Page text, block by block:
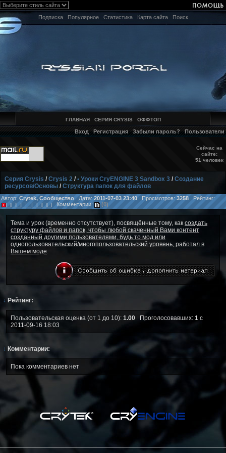
Подписка Популярное Статистика Карта сайта Поиск
ГЛАВНАЯ СЕРИЯ CRYSIS ОФФТОП
Вход Регистрация Забыли пароль? Пользователи
Сейчас на
сайте:
51 человек
Серия Crysis /Crysis 2 /• Уроки CryENGINE 3 Sandbox 3 /Создание
ресурсов/Основы /Структура папок для файлов
Автор: Crytek, Сообщество Дата:2011-07-03 23:40Просмотров: 3258Рейтинг:
Комментарии:
(0)
Тема и урок (временно отсутствует), посвящённые тому, как создать
структуру файлов и папок, чтобы любой скаченный Вами контент
созданный другими пользователями, будь то мод или
однопользовательский/многопользовательский уровень, работал в
Вашем моде
↓ Рейтинг:
Пользовательская оценка (от 1 до 10): 1.00 Проголосовавших: 1 с
2011-09-16 18:03
↓ Комментарии:
Пока комментариев нет